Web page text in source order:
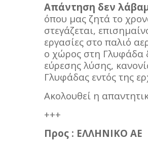
Απάντηση δεν
όπου μας ζητά το
στεγάζεται,
εργασίες στο παλιό
ο χώρος στη Γλυφάδα
εύρεσης λύσης,
Γλυφάδας εντός της
Ακολουθεί η
+++
Προς : ΕΛΛΗΝΙΚΟ ΑΕ